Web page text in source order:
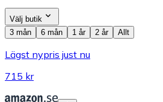
Välj butik
3 mån
6 mån 1 år 2 år Allt
Lägst nypris just nu
715 kr